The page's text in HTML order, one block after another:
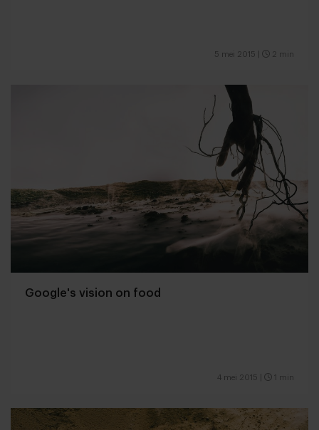
5 mei 2015 2 min
Google's vision on food
4 mei 2015 1 min